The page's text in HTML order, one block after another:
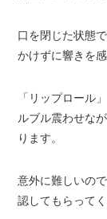
口を閉じた状態
かけずに響きを
「リップロール
ルブル震わせな
ります。
意外に難しいの
認してもらって